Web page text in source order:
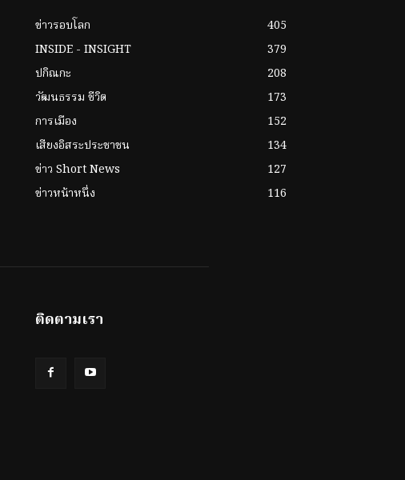
ข่าวรอบโลก
405
INSIDE - INSIGHT
379
ปกิณกะ
208
วัฒนธรรม ชีวิต
173
การเมือง
152
เสียงอิสระประชาชน
134
ข่าว Short News
127
ข่าวหน้าหนึ่ง
116
ติดตามเรา